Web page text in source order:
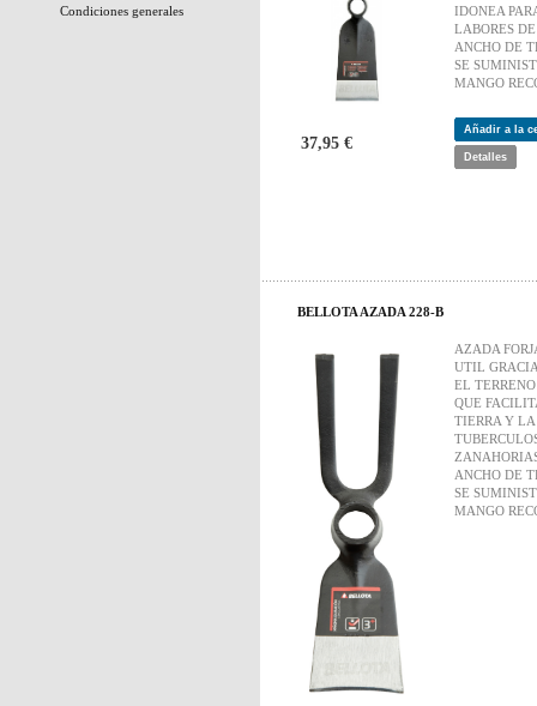
Condiciones generales
IDONEA
LABORES
ANCHO DE
SE
MANGO
37,95 €
Añadir a la
Detalles
BELLOTA AZADA 228-B
AZADA
UTIL
EL
QUE
TIERRA Y
ANCHO DE
SE
MANGO